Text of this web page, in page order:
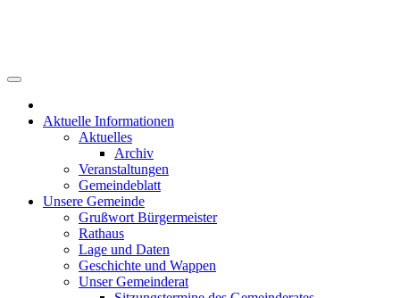
Aktuelle Informationen
Aktuelles
Archiv
Veranstaltungen
Gemeindeblatt
Unsere Gemeinde
Grußwort Bürgermeister
Rathaus
Lage und Daten
Geschichte und Wappen
Unser Gemeinderat